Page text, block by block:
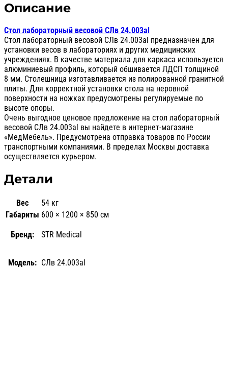
Описание
Стол лабораторный весовой СЛв 24.003al
Стол лабораторный весовой СЛв 24.003al предназначен для
установки весов в лабораториях и других медицинских
учреждениях. В качестве материала для каркаса используется
алюминиевый профиль, который обшивается ЛДСП толщиной
8 мм. Столешница изготавливается из полированной гранитной
плиты. Для корректной установки стола на неровной
поверхности на ножках предусмотрены регулируемые по
высоте опоры.
Очень выгодное ценовое предложение на стол лабораторный
весовой СЛв 24.003al вы найдете в интернет-магазине
«МедМебель». Предусмотрена отправка товаров по России
транспортными компаниями. В пределах Москвы доставка
осуществляется курьером.
Детали
Вес
54 кг
Габариты 600 × 1200 × 850 см
Бренд: STR Medical
Модель: СЛв 24.003al